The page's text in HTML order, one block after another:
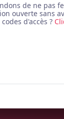
de ne pas
ouverte sans
d'accès ?